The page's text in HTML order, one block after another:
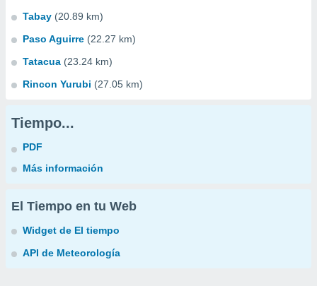
Tabay (20.89 km)
Paso Aguirre (22.27 km)
Tatacua (23.24 km)
Rincon Yurubi (27.05 km)
Tiempo...
PDF
Más información
El Tiempo en tu Web
Widget de El tiempo
API de Meteorología